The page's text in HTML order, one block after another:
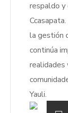
respaldo y
la gestión
continúa
realidades
Yauli.